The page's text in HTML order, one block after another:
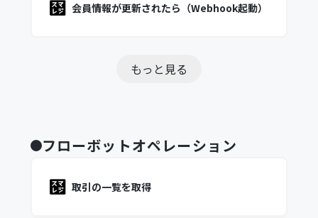
会員情報が更新されたら（Webhook起動）
もっと見る
フローボットオペレーション
取引の一覧を取得